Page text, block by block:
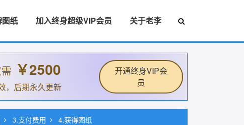
纸 加入终身超级VIP会员 关于老李
￥2500
，后期永久更新
开通终身VIP会
员
3.支付费用 4.获得图纸